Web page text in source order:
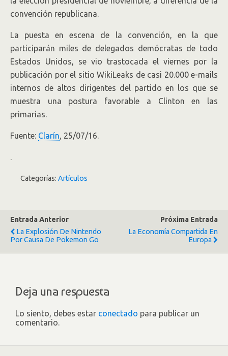
convención republicana.
La puesta en escena de la convención, en la que
participarán miles de delegados demócratas de todo
Estados Unidos, se vio trastocada el viernes por la
publicación por el sitio WikiLeaks de casi 20.000 e-mails
internos de altos dirigentes del partido en los que se
muestra una postura favorable a Clinton en las
primarias.
Fuente: Clarín, 25/07/16.
.
Categorías: Artículos
Entrada Anterior
La Explosión De Nintendo
Por Causa De Pokemon Go
Próxima Entrada
La Economía Compartida En
Europa
Deja una respuesta
Lo siento, debes estar conectado para publicar un
comentario.